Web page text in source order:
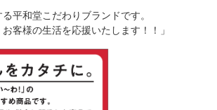
平和堂こだわりブランドです。
客様の生活を応援いたします！！」